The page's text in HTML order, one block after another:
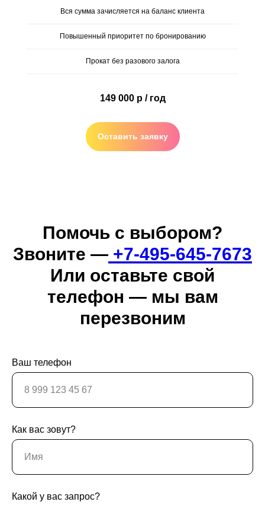
Вся сумма зачисляется на баланс клиента
Повышенный приоритет по бронированию
Прокат без разового залога
149 000 р / год
Оставить заявку
Помочь с выбором?
Звоните — +7-495-645-7673
Или оставьте свой
телефон — мы вам
перезвоним
Ваш телефон
Как вас зовут?
Какой у вас запрос?